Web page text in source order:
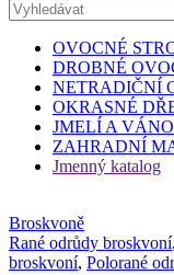
OVOCNÉ
DROBNÉ
NETRADIČNÍ
OKRASNÉ
JMELÍ A
ZAHRADNÍ
Jmenný katalog
Broskvoně
Rané odrůdy broskvoní,
broskvoní, Polorané